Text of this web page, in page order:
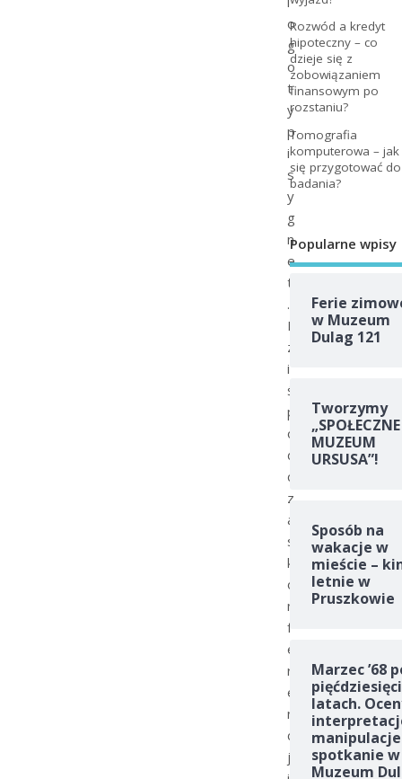
o
g
o
t
y
p
i
s
y
g
n
e
t
.
D
z
i
ś
p
o
d
c
z
a
s
k
o
n
f
e
r
e
n
c
j
Rozwód a kredyt
hipoteczny – co
dzieje się z
zobowiązaniem
finansowym po
rozstaniu?
Tomografia
komputerowa – jak
się przygotować do
badania?
Popularne wpisy
Ferie
w Muzeum
Dulag 121
Tworzymy
„SPOŁECZNE
MUZEUM
URSUSA”!
Sposób na
wakacje w
mieście –
letnie w
Pruszkowie
Marzec ’68
latach.
spotkanie w
Muzeum